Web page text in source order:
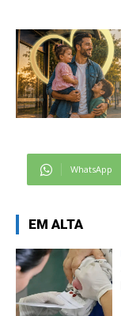
WhatsApp
EM ALTA